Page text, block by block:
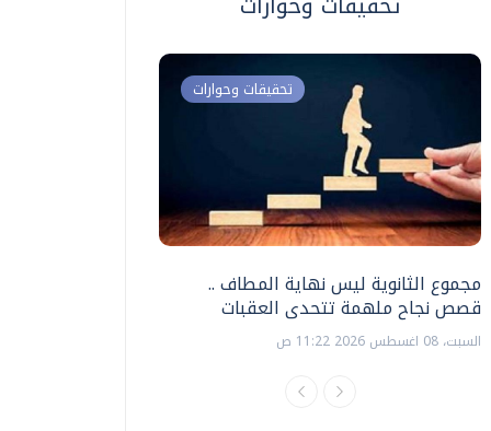
تحقيقات وحوارات
مجموع الثانوية ليس نهاية المطاف ..
قصص نجاح ملهمة تتحدى العقبات
السبت، 08 اغسطس 2026 11:22 ص